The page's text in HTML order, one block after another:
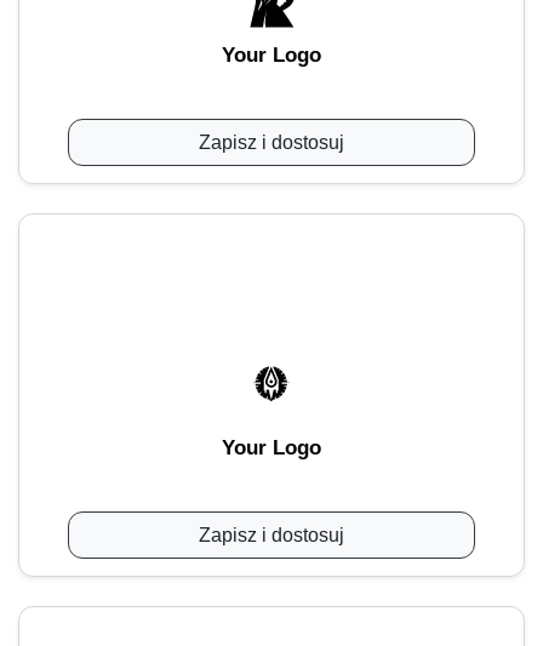
Your Logo
Zapisz i dostosuj
Your Logo
Zapisz i dostosuj